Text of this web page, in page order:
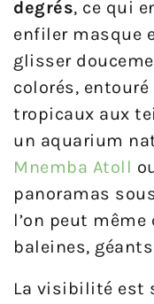
degrés, ce qui
enfiler masque
glisser
colorés,
tropicaux aux
un aquarium
Mnemba Atoll
panoramas
l’on peut
baleines,
La visibilité est